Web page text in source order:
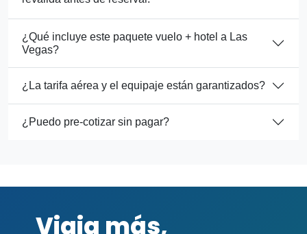
¿Qué incluye este paquete vuelo + hotel a Las
Vegas?
¿La tarifa aérea y el equipaje están garantizados?
¿Puedo pre-cotizar sin pagar?
Viaja más,